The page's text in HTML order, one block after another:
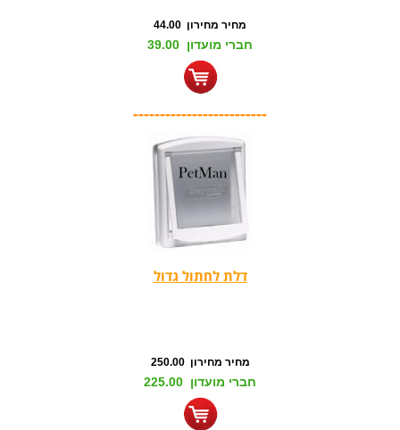
מחיר מחירון 44.00
חברי מועדון 39.00
-------------------------
דלת לחתול גדול
מחיר מחירון 250.00
חברי מועדון 225.00